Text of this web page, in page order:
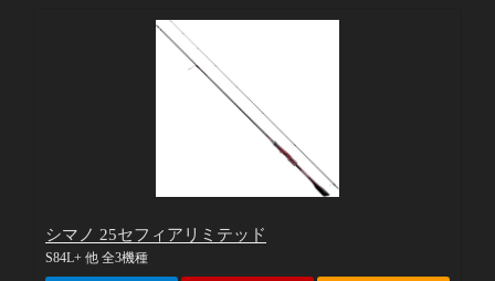
シマノ 25セフィアリミテッド
S84L+ 他 全3機種